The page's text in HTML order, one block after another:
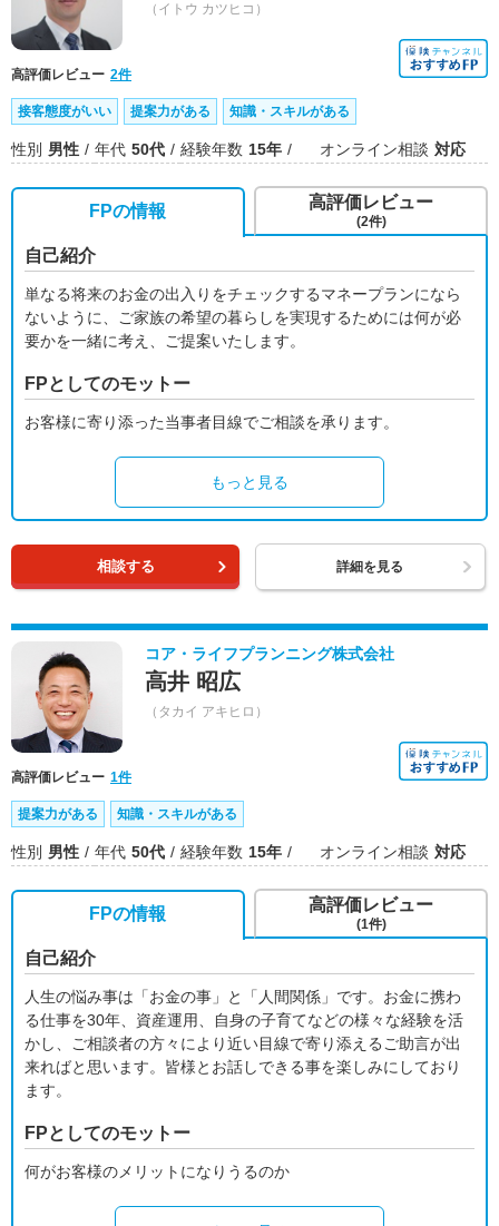
（イトウ カツヒコ）
高評価レビュー 2件
接客態度がいい 提案力がある 知識・スキルがある
性別 男性 年代 50代 経験年数 15年 オンライン相談 対応
FPの情報
自己紹介
単なる将来のお金の出入りをチェックするマネープランになら
ないように、ご家族の希望の暮らしを実現するためには何が必
要かを一緒に考え、ご提案いたします。
FPとしてのモットー
お客様に寄り添った当事者目線でご相談を承ります。
もっと見る
高評価レビュー
(2件)
相談する 詳細を見る
コア・ライフプランニング株式会社
高井 昭広
（タカイ アキヒロ）
高評価レビュー 1件
提案力がある 知識・スキルがある
性別 男性 年代 50代 経験年数 15年 オンライン相談 対応
FPの情報
自己紹介
人生の悩み事は「お金の事」と「人間関係」です。お金に携わ
る仕事を30年、資産運用、自身の子育てなどの様々な経験を活
かし、ご相談者の方々により近い目線で寄り添えるご助言が出
来ればと思います。皆様とお話しできる事を楽しみにしており
ます。
FPとしてのモットー
何がお客様のメリットになりうるのか
高評価レビュー
(1件)